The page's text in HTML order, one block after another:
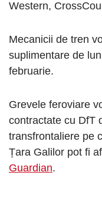
Western,
Mecanicii de tren
suplimentare de
februarie.
Grevele feroviare
contractate cu DfT
transfrontaliere pe
Țara Galilor pot fi
Guardian.